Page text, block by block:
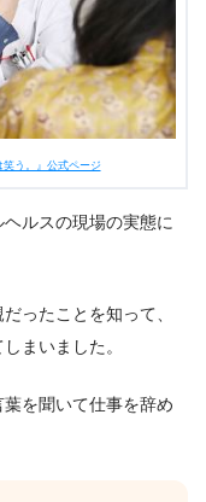
笑う。』公式ページ
ルスの現場の実態に
ったことを知って、
まいました。
を聞いて仕事を辞め